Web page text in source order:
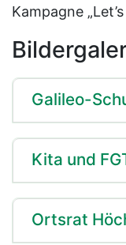
Kampagne
Galileo-
Kita und
Ortsrat